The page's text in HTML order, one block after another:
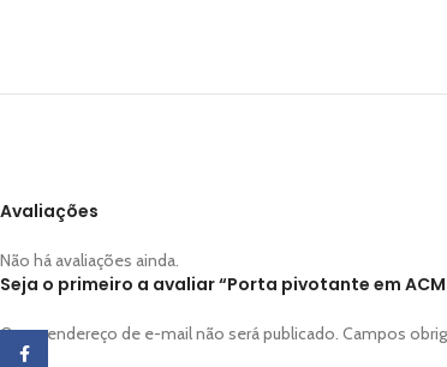
Avaliações
Não há avaliações ainda.
Seja o primeiro a avaliar “Porta pivotante em
O seu endereço de e-mail não será publicado. Campos